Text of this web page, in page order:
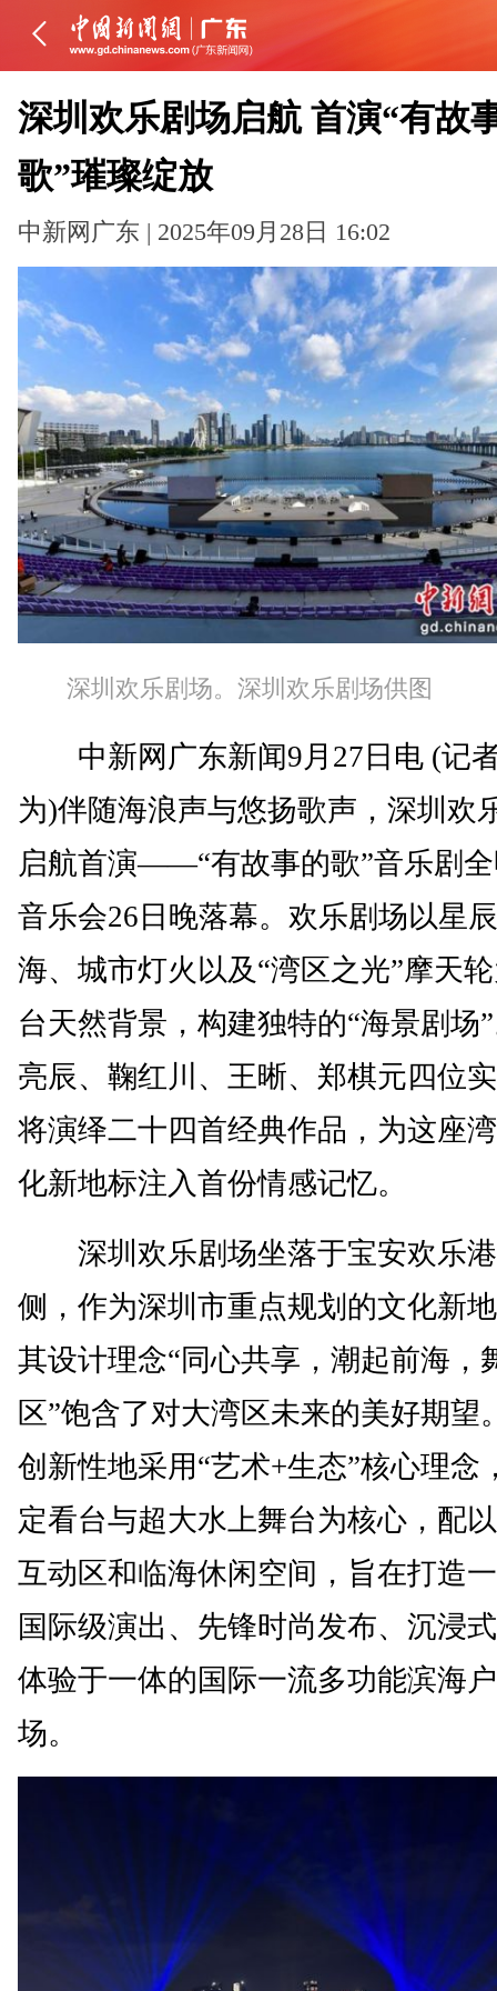
深圳欢乐剧场启航 首演“有故
歌”璀璨绽放
中新网广东 | 2025年09月28日 16:02
深圳欢乐剧场。深圳欢乐剧场供图
中新网广东新闻9月27日电 (记
为)伴随海浪声与悠扬歌声，深圳欢
启航首演——“有故事的歌”音乐剧
音乐会26日晚落幕。欢乐剧场以星
海、城市灯火以及“湾区之光”摩天
台天然背景，构建独特的“海景剧场
亮辰、鞠红川、王晰、郑棋元四位
将演绎二十四首经典作品，为这座
化新地标注入首份情感记忆。
深圳欢乐剧场坐落于宝安欢乐
侧，作为深圳市重点规划的文化新
其设计理念“同心共享，潮起前海，
区”饱含了对大湾区未来的美好期望
创新性地采用“艺术+生态”核心理念
定看台与超大水上舞台为核心，配
互动区和临海休闲空间，旨在打造
国际级演出、先锋时尚发布、沉浸
体验于一体的国际一流多功能滨海
场。